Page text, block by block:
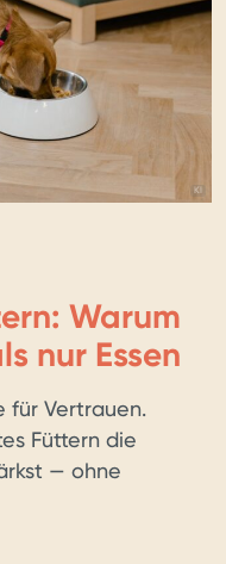
KI BILD
Warum
nur Essen
für Vertrauen.
Füttern die
— ohne